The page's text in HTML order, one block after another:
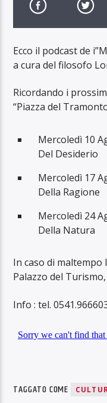
Ecco il podcast de
a cura del filosofo
Ricordando i
“Piazza del
Mercoledì 10
Del Desiderio
Mercoledì 17
Della Ragione
Mercoledì 24
Della Natura
In caso di maltempo
Palazzo del
Info : tel.
TAGGATO COME